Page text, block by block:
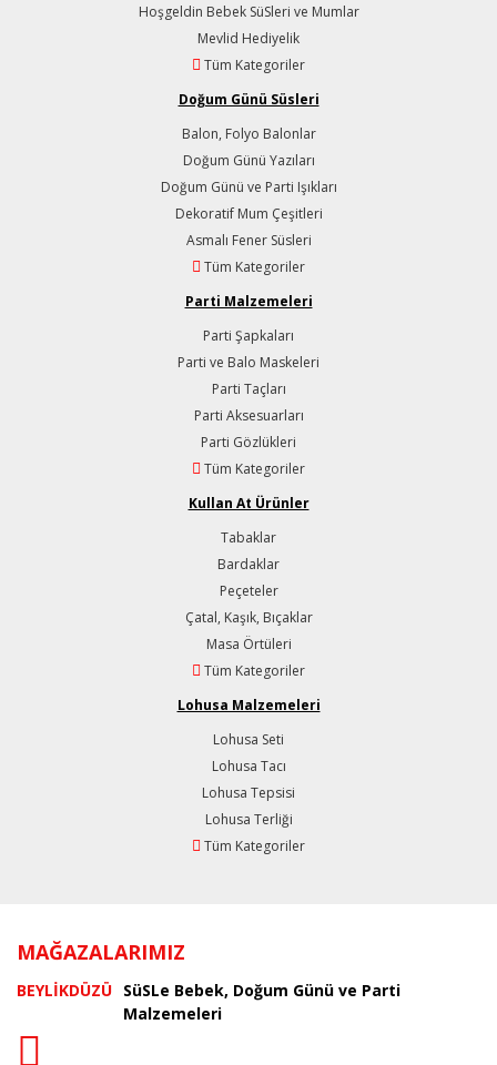
Hoşgeldin Bebek SüSleri ve Mumlar
Mevlid Hediyelik
Tüm Kategoriler
Doğum Günü Süsleri
Balon, Folyo Balonlar
Doğum Günü Yazıları
Doğum Günü ve Parti Işıkları
Dekoratif Mum Çeşitleri
Asmalı Fener Süsleri
Tüm Kategoriler
Parti Malzemeleri
Parti Şapkaları
Parti ve Balo Maskeleri
Parti Taçları
Parti Aksesuarları
Parti Gözlükleri
Tüm Kategoriler
Kullan At Ürünler
Tabaklar
Bardaklar
Peçeteler
Çatal, Kaşık, Bıçaklar
Masa Örtüleri
Tüm Kategoriler
Lohusa Malzemeleri
Lohusa Seti
Lohusa Tacı
Lohusa Tepsisi
Lohusa Terliği
Tüm Kategoriler
MAĞAZALARIMIZ
BEYLİKDÜZÜ SüSLe Bebek, Doğum Günü ve Parti
Malzemeleri